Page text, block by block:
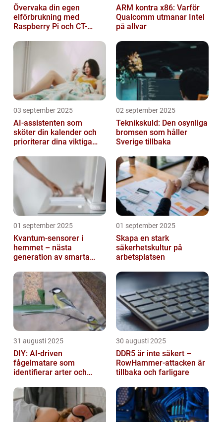
Övervaka din egen
elförbrukning med
Raspberry Pi och CT-
ARM kontra x86: Varför
Qualcomm utmanar Intel
på allvar
03 september 2025
AI-assistenten som
sköter din kalender och
prioriterar dina viktiga
02 september 2025
Teknikskuld: Den osynliga
bromsen som håller
Sverige tillbaka
01 september 2025
Kvantum-sensorer i
hemmet – nästa
generation av smarta
01 september 2025
Skapa en stark
säkerhetskultur på
arbetsplatsen
31 augusti 2025
DIY: AI-driven
fågelmatare som
identifierar arter och
mobilen
30 augusti 2025
DDR5 är inte säkert –
RowHammer-attacken är
tillbaka och farligare